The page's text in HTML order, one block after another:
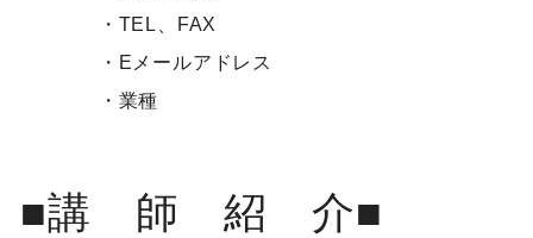
・TEL、FAX
・Eメールアドレス
・業種
■講 師 紹 介■